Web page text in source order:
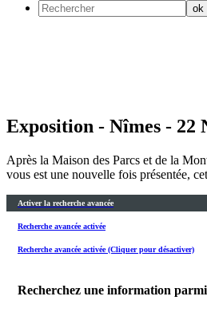
Exposition - Nîmes - 22
Après la Maison des Parcs et de la
vous est une nouvelle fois présentée,
Activer la recherche avancée
Recherche avancée activée
Recherche avancée activée (Cliquer pour désactiver)
Recherchez une information parmi